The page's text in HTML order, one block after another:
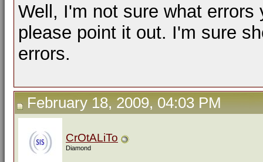
Well, I'm not sure what
please point it out. I'm sure
errors.
February 18, 2009, 04:03 PM
CrOtALiTo
Diamond